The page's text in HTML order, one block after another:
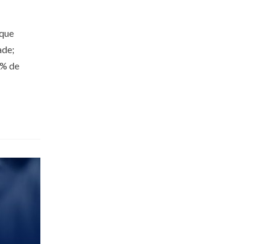
de